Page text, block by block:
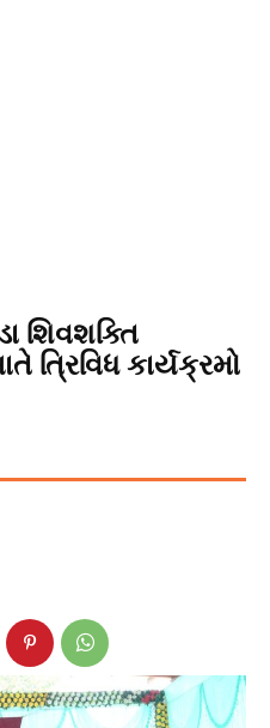
શિવશક્તિ
ત્રિવિધ કાર્યક્રમો